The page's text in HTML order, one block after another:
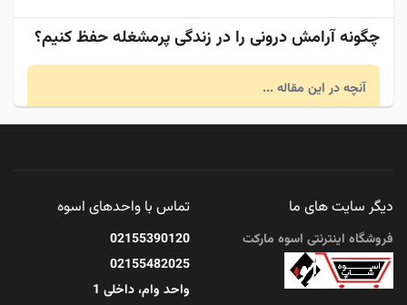
چگونه آرامش درونی را در زندگی پرمشغله حفظ کنیم؟
آنچه در این مقاله ...
مرداد 11, 1405
امام حسن مجتبی(ع)؛ الگوی حلم و کرامت در زندگی
امروز
آنچه در این مقاله ...
دیگر سایت های ما
فروشگاه اینترنتی اسوه مارکت
تماس با واحدهای اسوه
02155390120
02155482025
واحد وام، داخلی 1